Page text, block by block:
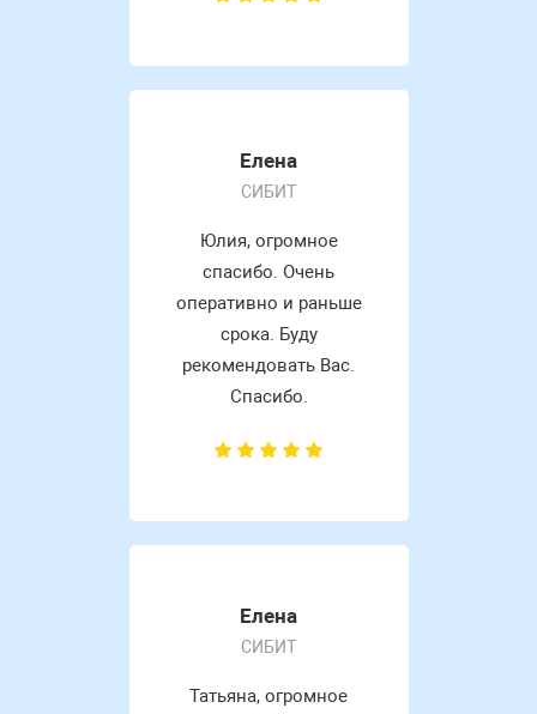
Елена
СИБИТ
Юлия, огромное
спасибо. Очень
оперативно и раньше
срока. Буду
рекомендовать Вас.
Спасибо.
Елена
СИБИТ
Татьяна, огромное